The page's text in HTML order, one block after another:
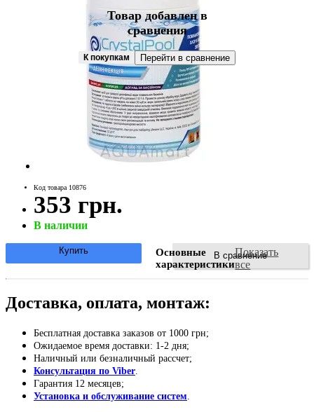
Код товара 10876
353 грн.
В наличии
В сравнение
Купить
Основные
характеристики
Показать
все
Доставка, оплата, монтаж:
Бесплатная доставка заказов от 1000 грн;
Ожидаемое время доставки: 1-2 дня;
Наличный или безналичный рассчет;
Консультация по Viber
Гарантия 12 месяцев;
Установка и обслуживание систем
Товар добавлен в
сравнения
К покупкам Перейти в сравнение